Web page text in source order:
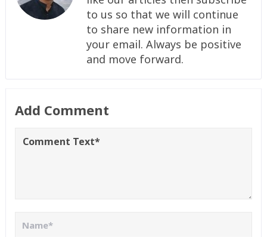
to us so that we will continue
to share new information in
your email. Always be positive
and move forward.
Add Comment